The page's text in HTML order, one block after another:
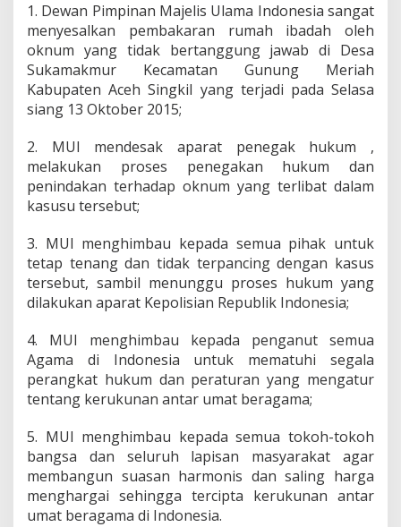
k
i
l
1. Dewan Pimpinan Majelis Ulama Indonesia sangat
menyesalkan pembakaran rumah ibadah oleh
oknum yang tidak bertanggung jawab di Desa
Sukamakmur Kecamatan Gunung Meriah
Kabupaten Aceh Singkil yang terjadi pada Selasa
siang 13 Oktober 2015;
2. MUI mendesak aparat penegak hukum ,
melakukan proses penegakan hukum dan
penindakan terhadap oknum yang terlibat dalam
kasusu tersebut;
3. MUI menghimbau kepada semua pihak untuk
tetap tenang dan tidak terpancing dengan kasus
tersebut, sambil menunggu proses hukum yang
dilakukan aparat Kepolisian Republik Indonesia;
4. MUI menghimbau kepada penganut semua
Agama di Indonesia untuk mematuhi segala
perangkat hukum dan peraturan yang mengatur
tentang kerukunan antar umat beragama;
5. MUI menghimbau kepada semua tokoh-tokoh
bangsa dan seluruh lapisan masyarakat agar
membangun suasan harmonis dan saling harga
menghargai sehingga tercipta kerukunan antar
umat beragama di Indonesia.